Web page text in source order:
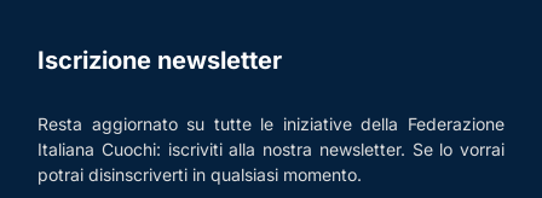
Iscrizione newsletter
Resta aggiornato su tutte le iniziative della Federazione
Italiana Cuochi: iscriviti alla nostra newsletter. Se lo vorrai
potrai disinscriverti in qualsiasi momento.